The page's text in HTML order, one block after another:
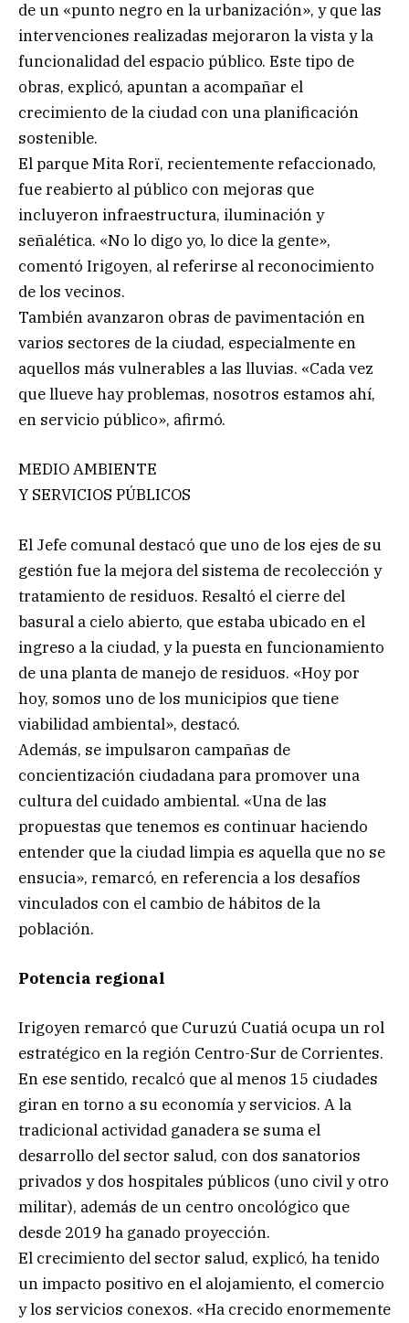
de un «punto negro en la urbanización», y que las
intervenciones realizadas mejoraron la vista y la
funcionalidad del espacio público. Este tipo de
obras, explicó, apuntan a acompañar el
crecimiento de la ciudad con una planificación
sostenible.
El parque Mita Rorï, recientemente refaccionado,
fue reabierto al público con mejoras que
incluyeron infraestructura, iluminación y
señalética. «No lo digo yo, lo dice la gente»,
comentó Irigoyen, al referirse al reconocimiento
de los vecinos.
También avanzaron obras de pavimentación en
varios sectores de la ciudad, especialmente en
aquellos más vulnerables a las lluvias. «Cada vez
que llueve hay problemas, nosotros estamos ahí,
en servicio público», afirmó.
MEDIO AMBIENTE
Y SERVICIOS PÚBLICOS
El Jefe comunal destacó que uno de los ejes de su
gestión fue la mejora del sistema de recolección y
tratamiento de residuos. Resaltó el cierre del
basural a cielo abierto, que estaba ubicado en el
ingreso a la ciudad, y la puesta en funcionamiento
de una planta de manejo de residuos. «Hoy por
hoy, somos uno de los municipios que tiene
viabilidad ambiental», destacó.
Además, se impulsaron campañas de
concientización ciudadana para promover una
cultura del cuidado ambiental. «Una de las
propuestas que tenemos es continuar haciendo
entender que la ciudad limpia es aquella que no se
ensucia», remarcó, en referencia a los desafíos
vinculados con el cambio de hábitos de la
población.
Potencia regional
Irigoyen remarcó que Curuzú Cuatiá ocupa un rol
estratégico en la región Centro-Sur de Corrientes.
En ese sentido, recalcó que al menos 15 ciudades
giran en torno a su economía y servicios. A la
tradicional actividad ganadera se suma el
desarrollo del sector salud, con dos sanatorios
privados y dos hospitales públicos (uno civil y otro
militar), además de un centro oncológico que
desde 2019 ha ganado proyección.
El crecimiento del sector salud, explicó, ha tenido
un impacto positivo en el alojamiento, el comercio
y los servicios conexos. «Ha crecido enormemente